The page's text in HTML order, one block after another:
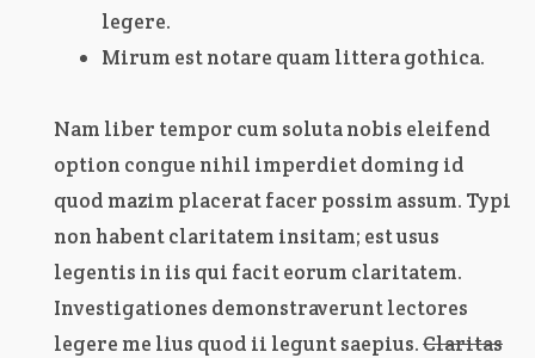
legere.
Mirum est notare quam littera gothica.
Nam liber tempor cum soluta nobis eleifend
option congue nihil imperdiet doming id
quod mazim placerat facer possim assum. Typi
non habent claritatem insitam; est usus
legentis in iis qui facit eorum claritatem.
Investigationes demonstraverunt lectores
legere me lius quod ii legunt saepius.Claritas